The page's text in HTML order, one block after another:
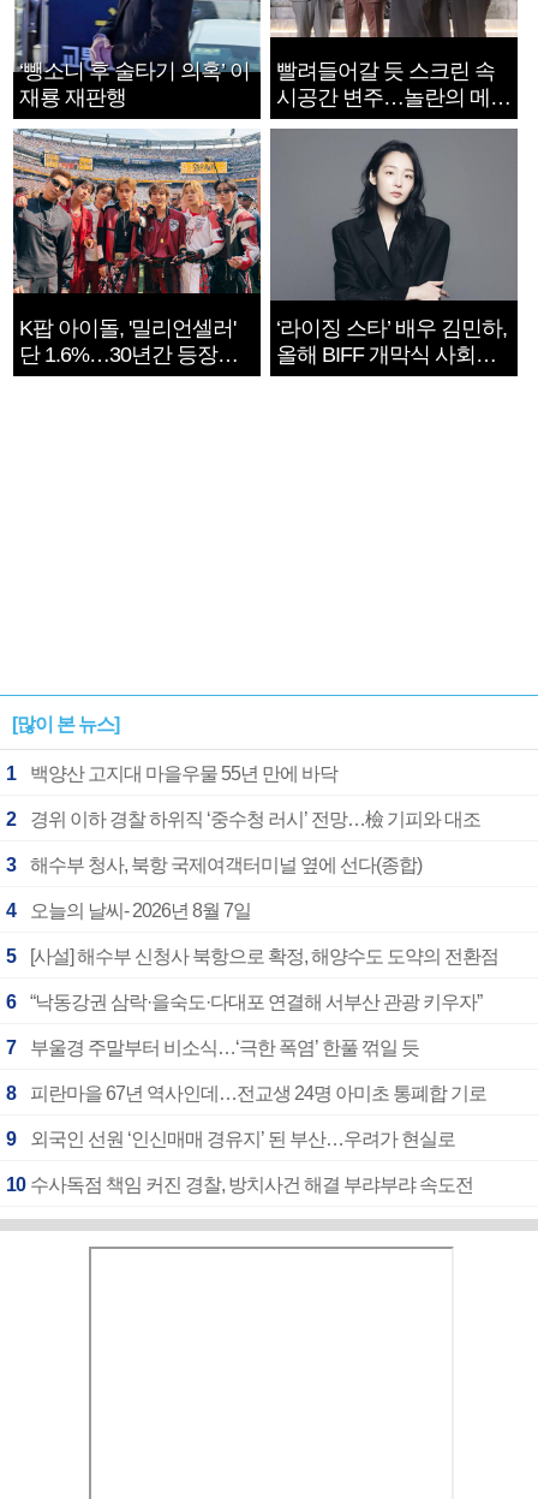
‘뺑소니 후 술타기 의혹’ 이
재룡 재판행
빨려들어갈 듯 스크린 속
시공간 변주…놀란의 메시
지는 ‘전쟁 속죄’
K팝 아이돌, '밀리언셀러'
단 1.6%…30년간 등장
1182개팀 전수조사
‘라이징 스타’ 배우 김민하,
올해 BIFF 개막식 사회자
확정
[많이 본 뉴스]
1 백양산 고지대 마을우물 55년 만에 바닥
2 경위 이하 경찰 하위직 ‘중수청 러시’ 전망…檢 기피와 대조
3 해수부 청사, 북항 국제여객터미널 옆에 선다(종합)
4 오늘의 날씨- 2026년 8월 7일
5 [사설] 해수부 신청사 북항으로 확정, 해양수도 도약의 전환점
6 “낙동강권 삼락·을숙도·다대포 연결해 서부산 관광 키우자”
7 부울경 주말부터 비소식…‘극한 폭염’ 한풀 꺾일 듯
8 피란마을 67년 역사인데…전교생 24명 아미초 통폐합 기로
9 외국인 선원 ‘인신매매 경유지’ 된 부산…우려가 현실로
10 수사독점 책임 커진 경찰, 방치사건 해결 부랴부랴 속도전